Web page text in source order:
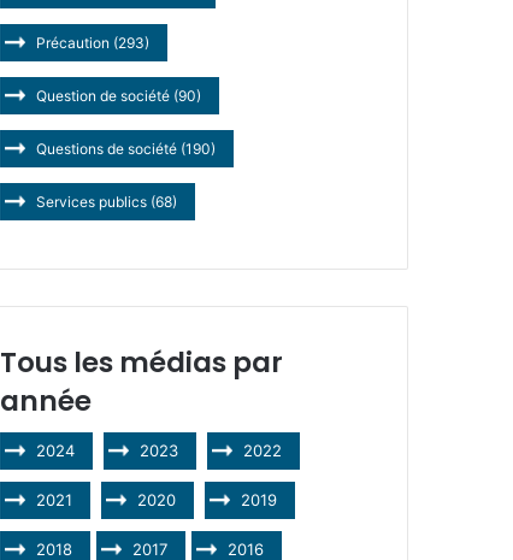
Précaution (293)
Question de société (90)
Questions de société (190)
Services publics (68)
Tous les médias par
année
2024 2023 2022
2021 2020 2019
2018 2017 2016